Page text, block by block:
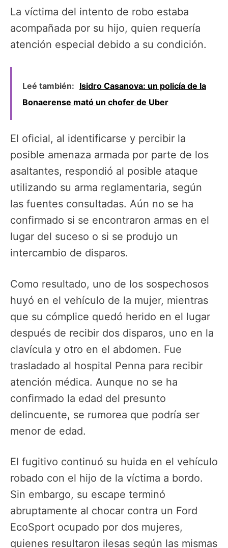
La víctima del intento de robo estaba
acompañada por su hijo, quien requería
atención especial debido a su condición.
Leé también: Isidro Casanova: un policía de la
Bonaerense mató un chofer de Uber
El oficial, al identificarse y percibir la
posible amenaza armada por parte de los
asaltantes, respondió al posible ataque
utilizando su arma reglamentaria, según
las fuentes consultadas. Aún no se ha
confirmado si se encontraron armas en el
lugar del suceso o si se produjo un
intercambio de disparos.
Como resultado, uno de los sospechosos
huyó en el vehículo de la mujer, mientras
que su cómplice quedó herido en el lugar
después de recibir dos disparos, uno en la
clavícula y otro en el abdomen. Fue
trasladado al hospital Penna para recibir
atención médica. Aunque no se ha
confirmado la edad del presunto
delincuente, se rumorea que podría ser
menor de edad.
El fugitivo continuó su huida en el vehículo
robado con el hijo de la víctima a bordo.
Sin embargo, su escape terminó
abruptamente al chocar contra un Ford
EcoSport ocupado por dos mujeres,
quienes resultaron ilesas según las mismas